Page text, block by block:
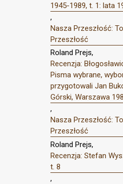
1945-1989, t. 1: lata
,
Nasza Przeszłość:
Przeszłość
Roland Prejs,
Recenzja:
Pisma wybrane,
przygotowali Jan
Górski, Warszawa
,
Nasza Przeszłość:
Przeszłość
Roland Prejs,
Recenzja: Stefan
t. 8
,